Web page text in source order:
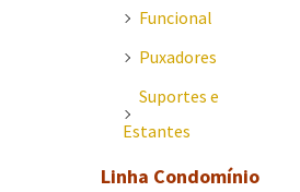
Funcional
Puxadores
Suportes e
Estantes
Linha Condomínio